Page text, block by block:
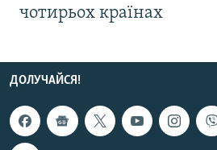
чотирьох країнах
ДОЛУЧАЙСЯ!